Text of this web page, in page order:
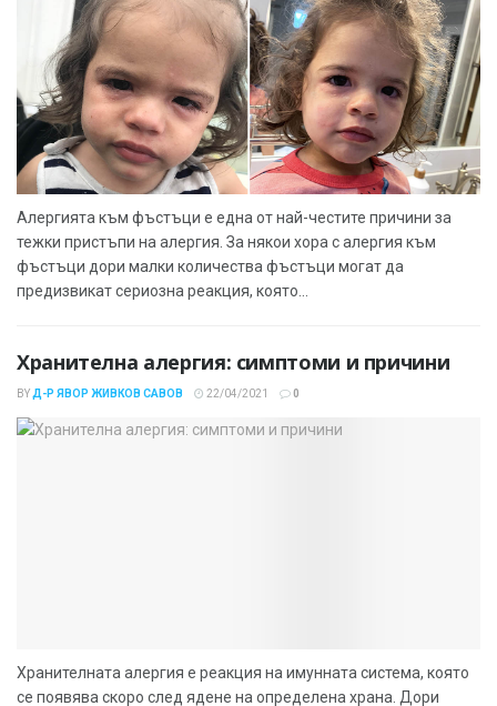
Алергията към фъстъци е една от най-честите причини за
тежки пристъпи на алергия. За някои хора с алергия към
фъстъци дори малки количества фъстъци могат да
предизвикат сериозна реакция, която...
Хранителна алергия: симптоми и причини
BY Д-Р ЯВОР ЖИВКОВ САВОВ 22/04/2021 0
Хранителната алергия е реакция на имунната система, която
се появява скоро след ядене на определена храна. Дори